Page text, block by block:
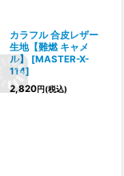
カラフル 合皮レザー
生地【難燃 キャメ
ル】 [MASTER-X-
114]
2,820円(税込)